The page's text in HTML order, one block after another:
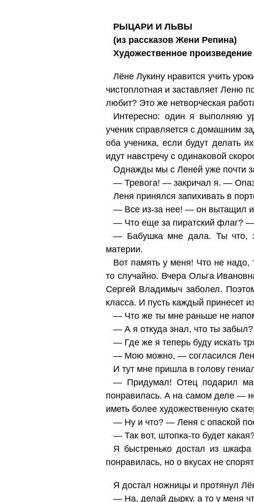
РЫЦАРИ И ЛЬВЫ
(из рассказов Жени Репина)
Художественное произведение
Лёне Лукину нравится учить
чистоплотная и заставляет Леню
любит? Это же нетворческая
Интересно: один я выполняю
ученик справляется с домашним
оба ученика, если будут делать
идут навстречу с одинаковой
Однажды мы с Леней уже почти
— Тревога! — закричал я. —
Леня принялся запихивать в
— Все из-за нее! — он вытащил
— Что еще за пиратский флаг?
— Бабушка мне дала. Ты что,
материи.
Вот память у меня! Что не
то случайно. Вчера Ольга
Сергей Владимыч заболел.
класса. И пусть каждый принесет
— Что же ты мне раньше не
— А я откуда знал, что ты забыл?
— Где же я теперь буду искать
— Мою можно, — согласился
И тут мне пришла в голову
— Придумал! Отец подарил
понравилась. А на самом деле —
иметь более художественную
— Ну и что? — Леня с опаской
— Так вот, штопка-то будет
Я быстренько достал из
понравилась, но о вкусах не
Я достал ножницы и протянул
— На, делай дырку, а то у меня